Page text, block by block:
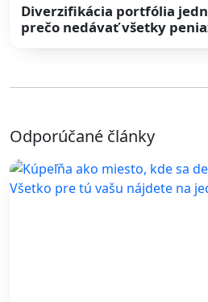
Diverzifikácia portfólia
prečo nedávať všetky
Odporúčané články